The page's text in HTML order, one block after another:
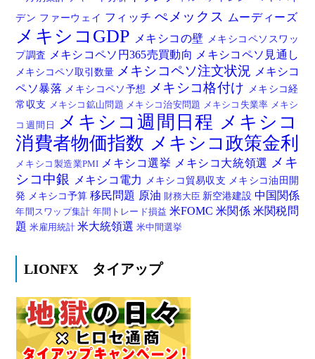
デン ファーウェイ フィッチぺメックス ムーディーズ
メキシコGDP メキシコの壁 メキシコペソスワッ
プ調査
メキシコペソ円365売買動向 メキシコペソ見通し
メキシコペソ取引数量 メキシコペソ注文状況 メキシコ
ペソ暴落 メキシコペソ予想 メキシコ格付け メキシコ経
常収支 メキシコ鉱山問題 メキシコ治安問題 メキシコ失業率 メキシ
コ週間日 メキシコ週間日程 メキシコ
消費者物価指数 メキシコ政策金利
メキシコ製造業PMI メキシコ選挙 メキシコ大統領選 メキ
シコ中銀
メキシコ電力 メキシコ貿易収支 メキシコ油田開
発 メキシコ予算移民問題 原油 財務大臣 新空港建設 中国関係
年間スワップ集計 年間トレード損益 米FOMC米関係 米関税問
題米雇用統計米大統領選米中間選挙
LIONFX タイアップ